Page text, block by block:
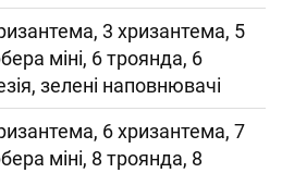
3 хризантема, 5
міні, 6 троянда, 6
зелені наповнювачі
6 хризантема, 7
міні, 8 троянда, 8